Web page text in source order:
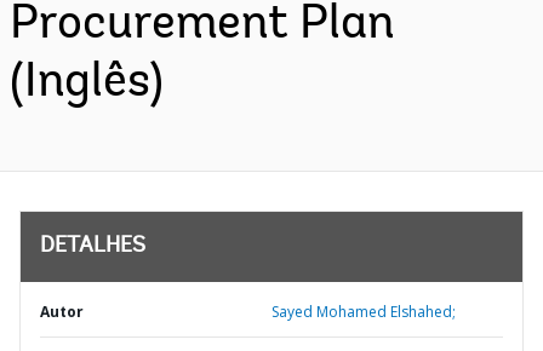
Procurement Plan
(Inglês)
DETALHES
Autor Sayed Mohamed Elshahed;